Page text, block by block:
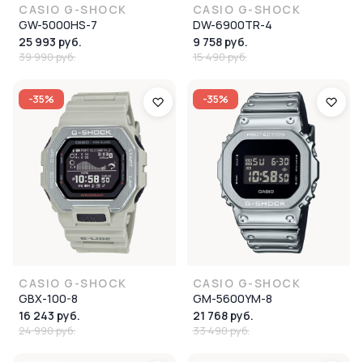
CASIO G-SHOCK
GW-5000HS-7
25 993 руб.
39 990 руб.
CASIO G-SHOCK
DW-6900TR-4
9 758 руб.
15 490 руб.
-35%
CASIO G-SHOCK
GBX-100-8
16 243 руб.
24 990 руб.
-35%
CASIO G-SHOCK
GM-5600YM-8
21 768 руб.
33 490 руб.